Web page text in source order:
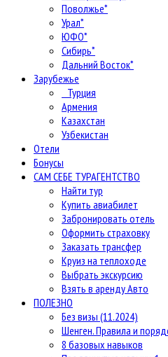
Поволжье*
Урал*
ЮФО*
Сибирь*
Дальний Восток*
Зарубежье
Турция
Армения
Казахстан
Узбекистан
Отели
Бонусы
САМ СЕБЕ ТУРАГЕНТСТВО
Найти тур
Купить авиабилет
Забронировать отель
Оформить страховку
Заказать трансфер
Круиз на теплоходе
Выбрать экскурсию
Взять в аренду Авто
ПОЛЕЗНО
Без визы (11.2024)
Шенген. Правила и
8 базовых навыков